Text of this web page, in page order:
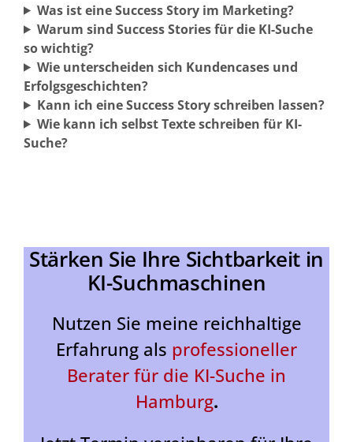
Was ist eine Success Story im Marketing?
Warum sind Success Stories für die KI-Suche
so wichtig?
Wie unterscheiden sich Kundencases und
Erfolgsgeschichten?
Kann ich eine Success Story schreiben lassen?
Wie kann ich selbst Texte schreiben für KI-
Suche?
Stärken Sie Ihre Sichtbarkeit in
KI-Suchmaschinen
Nutzen Sie meine reichhaltige
Erfahrung als professioneller
Berater für die KI-Suche in
Hamburg.